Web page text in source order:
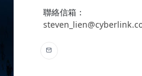
聯絡信箱：